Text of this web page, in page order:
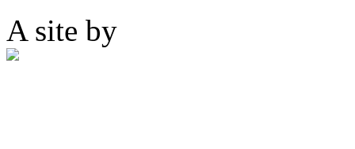
A site by